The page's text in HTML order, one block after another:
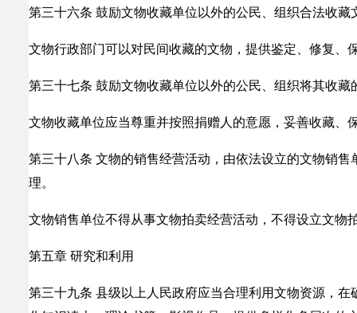
第三十六条 鼓励文物收藏单位以外的公民、组织合法收
文物行政部门可以对民间收藏的文物，提供鉴定、修复、
第三十七条 鼓励文物收藏单位以外的公民、组织将其收
文物收藏单位应当尊重并按照捐赠人的意愿，妥善收藏、
第三十八条 文物的销售经营活动，由依法设立的文物销
理。
文物销售单位不得从事文物拍卖经营活动，不得设立文物
第五章 研究和利用
第三十九条 县级以上人民政府应当合理利用文物资源，